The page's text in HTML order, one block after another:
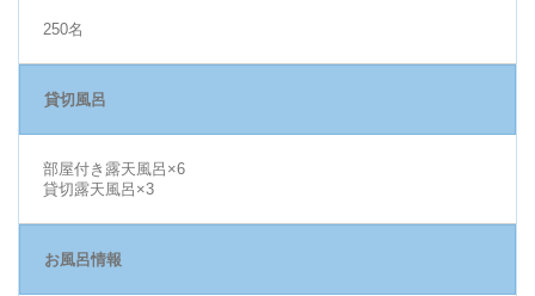
250名
貸切風呂
部屋付き露天風呂×6
貸切露天風呂×3
お風呂情報